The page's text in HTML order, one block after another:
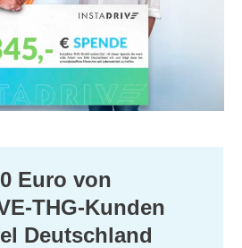
Euro von
THG-Kunden
Deutschland